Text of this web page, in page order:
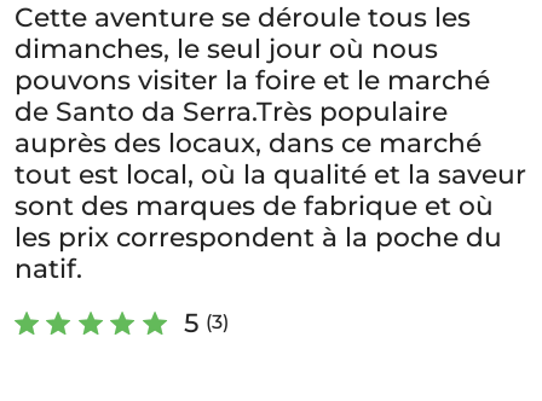
Cette aventure se déroule tous les
dimanches, le seul jour où nous
pouvons visiter la foire et le marché
de Santo da Serra.Très populaire
auprès des locaux, dans ce marché
tout est local, où la qualité et la saveur
sont des marques de fabrique et où
les prix correspondent à la poche du
natif.
5 (3)